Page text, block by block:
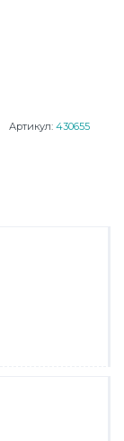
Артикул: 430655